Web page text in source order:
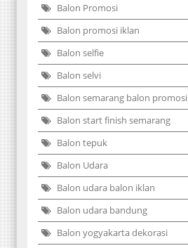
Balon Promosi
Balon promosi iklan
Balon selfie
Balon selvi
Balon semarang balon promosi
Balon start finish semarang
Balon tepuk
Balon Udara
Balon udara balon iklan
Balon udara bandung
Balon yogyakarta dekorasi